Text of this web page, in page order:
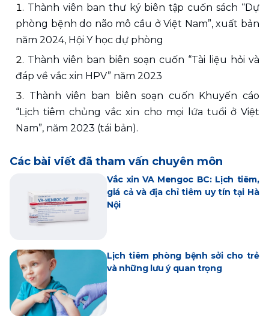
Thành viên ban thư ký biên tập cuốn sách “Dự
phòng bệnh do não mô cầu ở Việt Nam”, xuất bản
năm 2024, Hội Y học dự phòng
Thành viên ban biên soạn cuốn “Tài liệu hỏi và
đáp về vắc xin HPV” năm 2023
Thành viên ban biên soạn cuốn Khuyến cáo
“Lịch tiêm chủng vắc xin cho mọi lứa tuổi ở Việt
Nam”, năm 2023 (tái bản).
Các bài viết đã tham vấn chuyên môn
Vắc xin VA Mengoc BC: Lịch tiêm,
giá cả và địa chỉ tiêm uy tín tại Hà
Nội
Lịch tiêm phòng bệnh sởi cho trẻ
và những lưu ý quan trọng